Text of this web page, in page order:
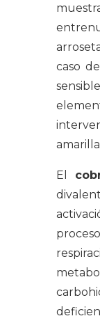
caso
El